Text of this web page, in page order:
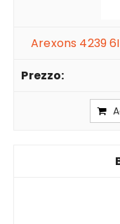
Arexons 4239